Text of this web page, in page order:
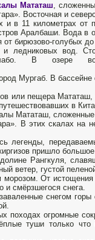
Мататаш,
Восточная и
в 11 километрах от
Аралбаши. Вода в
бирюзово-голубых
и ледниковых вод.
В озере
Мургаб. В бассейне
или пещера
в
Мататаш,
В этих скалах на
легенды,
пришло большое
Рангкуля,
ветер, густой
От
и смёрзшегося снега.
снегом горы
огромные
туши только что